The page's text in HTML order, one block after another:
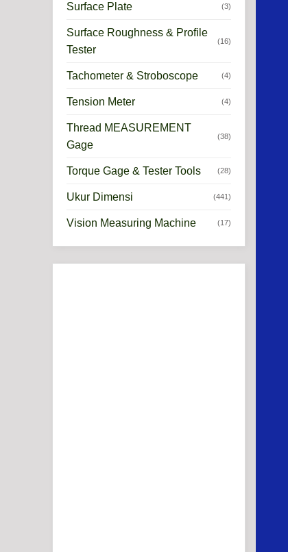
Surface Plate (3)
Surface Roughness & Profile
Tester
(16)
Tachometer & Stroboscope (4)
Tension Meter (4)
Thread MEASUREMENT
Gage
(38)
Torque Gage & Tester Tools (28)
Ukur Dimensi (441)
Vision Measuring Machine (17)